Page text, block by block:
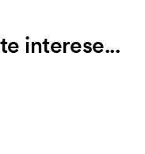
interese...